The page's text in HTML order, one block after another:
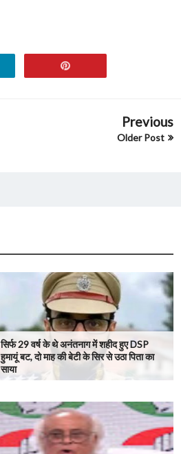
Previous
Older Post
सिर्फ 29 वर्ष के थे अनंतनाग में शहीद हुए DSP
हुमायूं बट, दो माह की बेटी के सिर से उठा पिता का
साया